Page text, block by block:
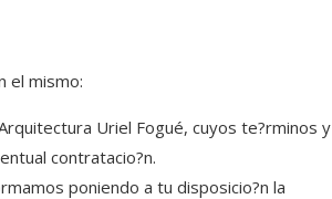
el mismo:
Uriel Fogué, cuyos te?rminos y
contratacio?n.
poniendo a tu disposicio?n la